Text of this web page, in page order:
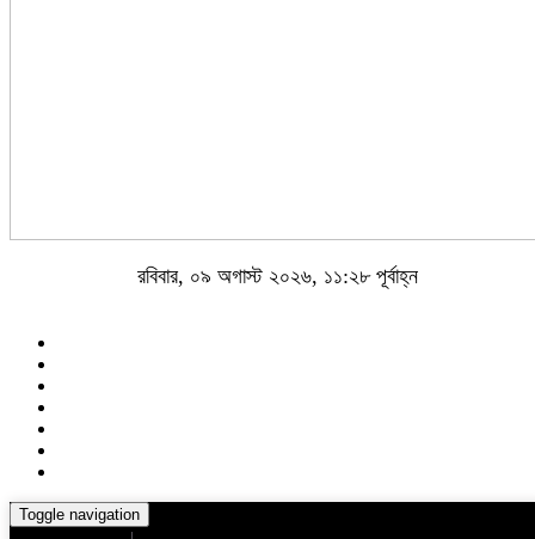
রবিবার, ০৯ অগাস্ট ২০২৬, ১১:২৮ পূর্বাহ্ন
Toggle navigation